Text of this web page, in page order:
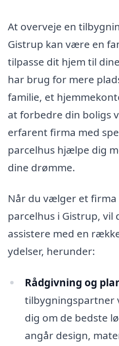
At overveje en
Gistrup kan være en
tilpasse dit hjem til
har brug for mere
familie, et
at forbedre din boligs
erfarent firma med
parcelhus hjælpe dig
dine drømme.
Når du vælger et
parcelhus i Gistrup, vil
assistere med en
ydelser, herunder:
Rådgivning og
tilbygningspartner
dig om de bedste
angår design,